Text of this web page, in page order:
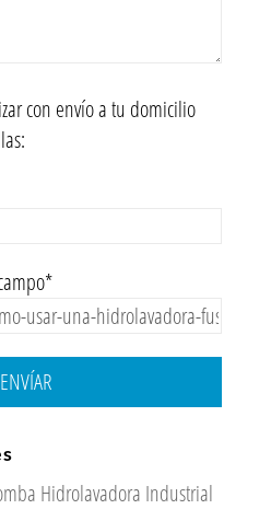
con envío a tu domicilio
ENVÍAR
Hidrolavadora Industrial